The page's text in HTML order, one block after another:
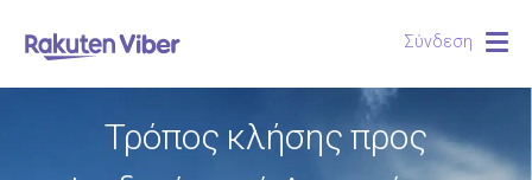
Σύνδεση
Τρόπος κλήσης προς